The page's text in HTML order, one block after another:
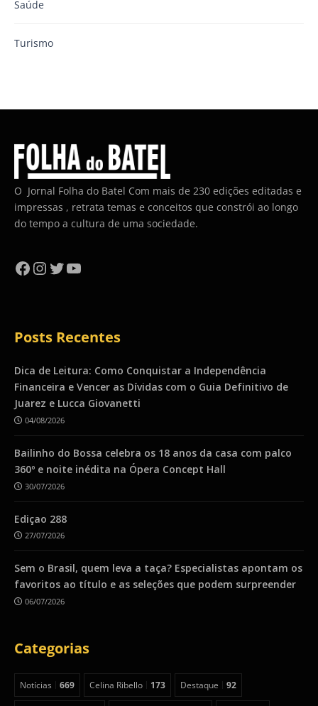
Saúde
Turismo
O Jornal Folha do Batel Com mais de 230 edições editadas e
impressas , retrata temas e conceitos que constrói ao longo
do tempo a cultura de uma sociedade.
Facebook
Instagram
Twitter
YouTube
Posts Recentes
Dica de Leitura: Como Conquistar a Independência
Financeira e Vencer as Dívidas com o Guia Definitivo de
Juarez e Lucca Giovanetti
04/08/2026
Bailinho do Bossa celebra os 18 anos da casa com palco
360º e noite inédita na Ópera Concept Hall
30/07/2026
Ediçao 288
27/07/2026
Sem o Brasil, quem leva a taça? Especialistas apontam os
favoritos ao título e as seleções que podem surpreender
06/07/2026
Categorias
Notícias 669 Celina Ribello 173 Destaque 92